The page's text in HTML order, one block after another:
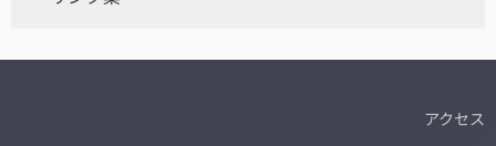
アクセス